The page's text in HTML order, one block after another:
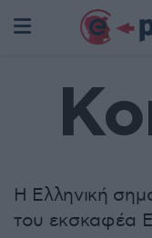
Η Ελληνική
του εκσκαφέα